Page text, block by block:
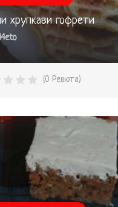
хрупкави гофрети
(0 Ревюта)